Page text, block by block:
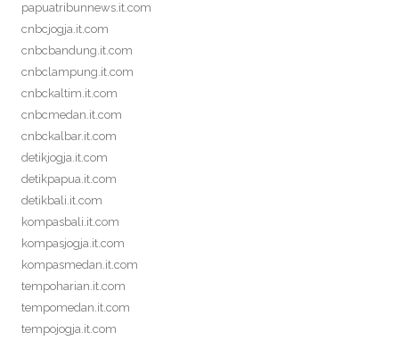
papuatribunnews.it.com
cnbcjogja.it.com
cnbcbandung.it.com
cnbclampung.it.com
cnbckaltim.it.com
cnbcmedan.it.com
cnbckalbar.it.com
detikjogja.it.com
detikpapua.it.com
detikbali.it.com
kompasbali.it.com
kompasjogja.it.com
kompasmedan.it.com
tempoharian.it.com
tempomedan.it.com
tempojogja.it.com